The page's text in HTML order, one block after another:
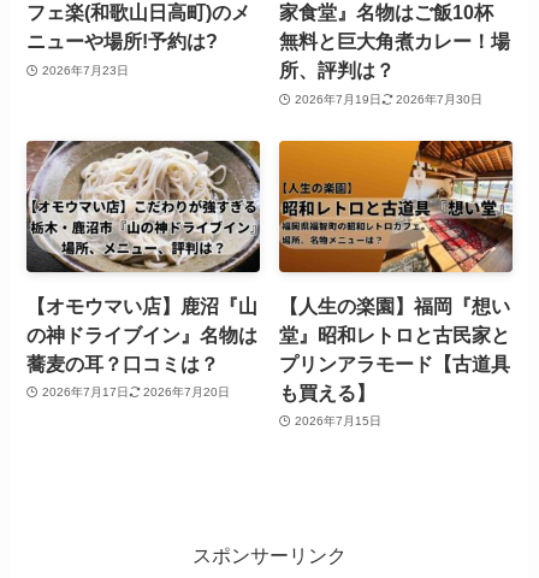
フェ楽(和歌山日高町)のメ
ニューや場所!予約は?
2026年7月23日
家食堂』名物はご飯10杯
無料と巨大角煮カレー！場
所、評判は？
2026年7月19日 2026年7月30日
【オモウマい店】鹿沼『山
の神ドライブイン』名物は
蕎麦の耳？口コミは？
2026年7月17日 2026年7月20日
【人生の楽園】福岡『想い
堂』昭和レトロと古民家と
プリンアラモード【古道具
も買える】
2026年7月15日
スポンサーリンク